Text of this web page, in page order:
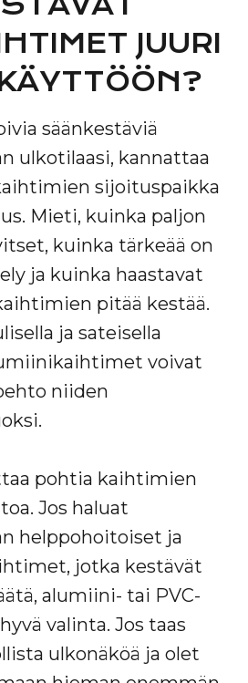
JUURI
säänkestäviä
ulkotilaasi, kannattaa
sijoituspaikka
Mieti, kuinka paljon
kuinka tärkeää on
ja kuinka haastavat
pitää kestää.
ja sateisella
voivat
niiden
pohtia kaihtimien
Jos haluat
helppohoitoiset ja
jotka kestävät
alumiini- tai PVC-
valinta. Jos taas
ulkonäköä ja olet